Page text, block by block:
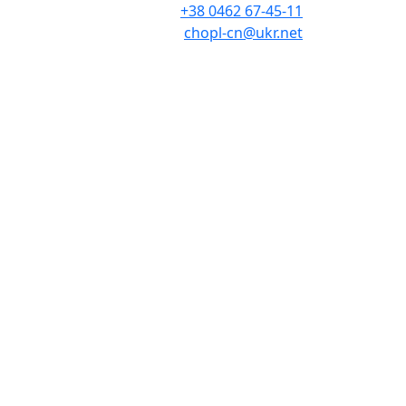
+38 0462 67-45-11
chopl-cn@ukr.net